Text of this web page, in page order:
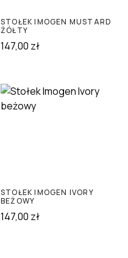
STOŁEK IMOGEN MUSTARD
ŻÓŁTY
147,00 zł
STOŁEK IMOGEN IVORY
BEŻOWY
147,00 zł